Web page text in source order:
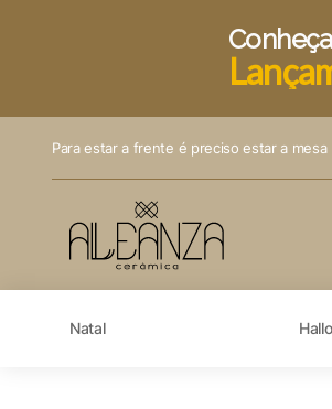
Para estar a frente é preciso estar a mesa
Natal